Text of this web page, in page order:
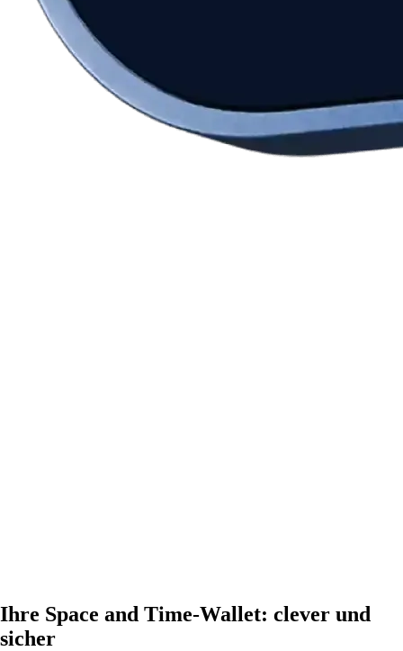
Ihre Space and Time-Wallet: clever und
sicher